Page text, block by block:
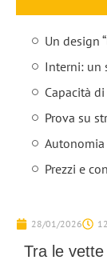
Un design
Interni: un
Capacità
Prova su
Autonomia
Prezzi e
28/01/2026
Tra le